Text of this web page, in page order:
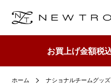
お買上げ金額税
ホーム ナショナルチームグッズ